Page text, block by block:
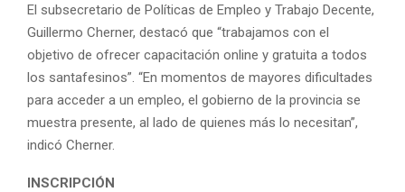
El subsecretario de Políticas de Empleo y Trabajo Decente,
Guillermo Cherner, destacó que “trabajamos con el
objetivo de ofrecer capacitación online y gratuita a todos
los santafesinos”. “En momentos de mayores dificultades
para acceder a un empleo, el gobierno de la provincia se
muestra presente, al lado de quienes más lo necesitan”,
indicó Cherner.
INSCRIPCIÓN